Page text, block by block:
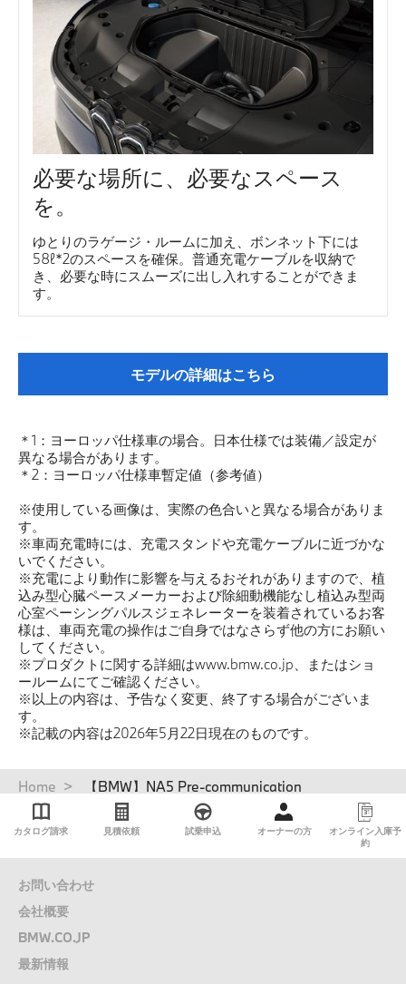
必要な場所に、必要なスペース
を。
ゆとりのラゲージ・ルームに加え、ボンネット下には
58ℓ*2のスペースを確保。普通充電ケーブルを収納で
き、必要な時にスムーズに出し入れすることができま
す。
モデルの詳細はこちら
＊1：ヨーロッパ仕様車の場合。日本仕様では装備／設定が
異なる場合があります。
＊2：ヨーロッパ仕様車暫定値（参考値）
※使用している画像は、実際の色合いと異なる場合がありま
す。
※車両充電時には、充電スタンドや充電ケーブルに近づかな
いでください。
※充電により動作に影響を与えるおそれがありますので、植
込み型心臓ペースメーカーおよび除細動機能なし植込み型両
心室ペーシングパルスジェネレーターを装着されているお客
様は、車両充電の操作はご自身ではなさらず他の方にお願い
してください。
※プロダクトに関する詳細はwww.bmw.co.jp、またはショ
ールームにてご確認ください。
※以上の内容は、予告なく変更、終了する場合がございま
す。
※記載の内容は2026年5月22日現在のものです。
パ
ず
Home 【BMW】NA5 Pre-communication
カタログ請求 見積依頼 試乗申込 オーナーの方
オンライン入庫予
約
お問い合わせ
会社概要
BMW.CO.JP
最新情報